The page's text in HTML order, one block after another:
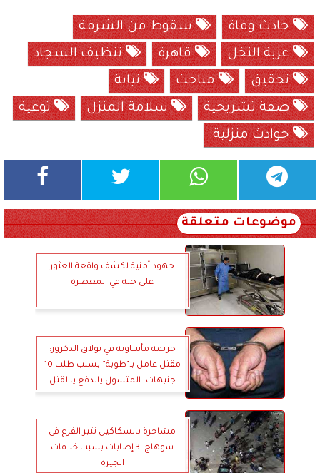
حادث وفاة
سقوط من الشرفة
عزبة النخل
قاهرة
تنظيف السجاد
تحقيق
مباحث
نيابة
صفة تشريحية
سلامة المنزل
توعية
حوادث منزلية.
موضوعات متعلقة
جهود أمنية لكشف واقعة العثور
على جثة في المعصرة
جريمة مأساوية في بولاق الدكرور:
مقتل عامل بـ”طوبة” بسبب طلب 10
جنيهات- المتسول يالدفع ياالقتل
مشاجرة بالسكاكين تثير الفزع في
سوهاج: 3 إصابات بسبب خلافات
الجيرة